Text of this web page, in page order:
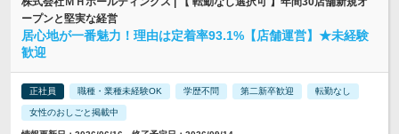
ープンと堅実な経営
居心地が一番魅力！理由は定着率93.1%【店舗運営】★未経験
歓迎
正社員 職種・業種未経験OK 学歴不問 第二新卒歓迎 転勤なし
女性のおしごと掲載中